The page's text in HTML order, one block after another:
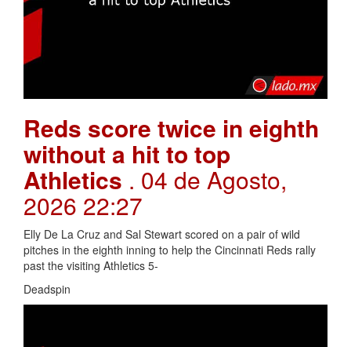
Reds score twice in eighth
without a hit to top
Athletics . 04 de Agosto,
2026 22:27
Elly De La Cruz and Sal Stewart scored on a pair of wild
pitches in the eighth inning to help the Cincinnati Reds rally
past the visiting Athletics 5-
Deadspin